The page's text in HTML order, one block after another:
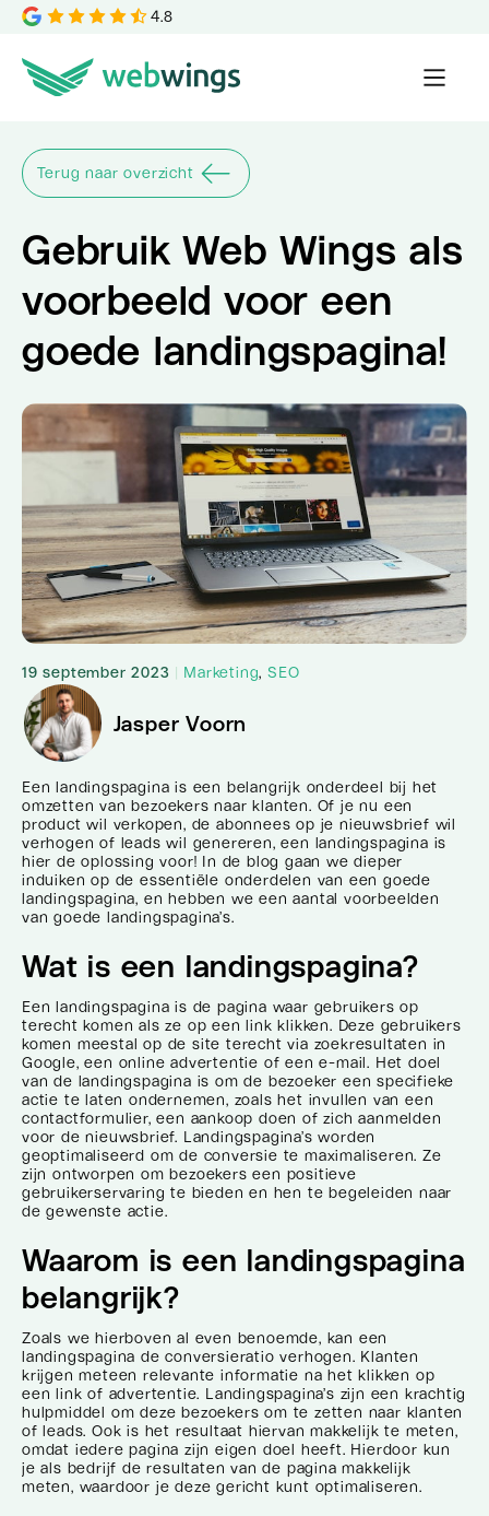
4.8
Terug naar overzicht
Gebruik Web Wings als
voorbeeld voor een
goede landingspagina!
Jasper Voorn
19 september 2023 | Marketing, SEO
Een landingspagina is een belangrijk onderdeel bij het
omzetten van bezoekers naar klanten. Of je nu een
product wil verkopen, de abonnees op je nieuwsbrief wil
verhogen of leads wil genereren, een landingspagina is
hier de oplossing voor! In de blog gaan we dieper
induiken op de essentiële onderdelen van een goede
landingspagina, en hebben we een aantal voorbeelden
van goede landingspagina’s.
Wat is een landingspagina?
Een landingspagina is de pagina waar gebruikers op
terecht komen als ze op een link klikken. Deze gebruikers
komen meestal op de site terecht via zoekresultaten in
Google, een online advertentie of een e-mail. Het doel
van de landingspagina is om de bezoeker een specifieke
actie te laten ondernemen, zoals het invullen van een
contactformulier, een aankoop doen of zich aanmelden
voor de nieuwsbrief. Landingspagina’s worden
geoptimaliseerd om de conversie te maximaliseren. Ze
zijn ontworpen om bezoekers een positieve
gebruikerservaring te bieden en hen te begeleiden naar
de gewenste actie.
Waarom is een landingspagina
belangrijk?
Zoals we hierboven al even benoemde, kan een
landingspagina de conversieratio verhogen. Klanten
krijgen meteen relevante informatie na het klikken op
een link of advertentie. Landingspagina’s zijn een krachtig
hulpmiddel om deze bezoekers om te zetten naar klanten
of leads. Ook is het resultaat hiervan makkelijk te meten,
omdat iedere pagina zijn eigen doel heeft. Hierdoor kun
je als bedrijf de resultaten van de pagina makkelijk
meten, waardoor je deze gericht kunt optimaliseren.